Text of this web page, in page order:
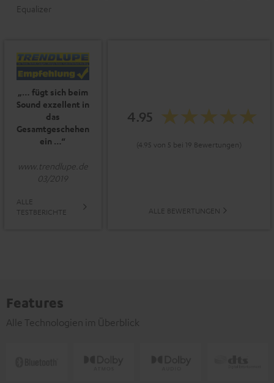
Equalizer
„… fügt sich beim
Sound exzellent in
das
Gesamtgeschehen
ein …“
www.trendlupe.de
03/2019
ALLE
TESTBERICHTE
4.95
(4.95 von 5 bei 19 Bewertungen)
ALLE BEWERTUNGEN
Features
Alle Technologien im Überblick